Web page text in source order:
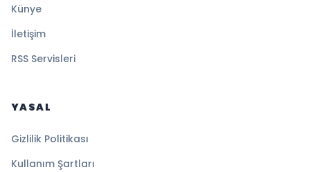
Künye
İletişim
RSS Servisleri
YASAL
Gizlilik Politikası
Kullanım Şartları